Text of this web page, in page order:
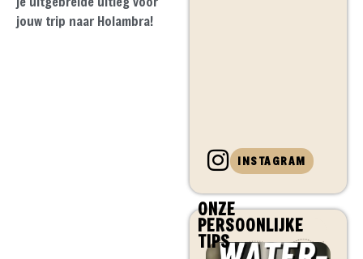
jouw trip naar Holambra!
INSTAGRAM
ONZE
PERSOONLIJKE
TIPS